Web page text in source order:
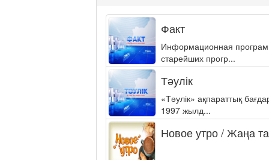
Факт
Информационная
старейших прогр...
Тәулік
«Тәулік» ақпараттық
1997 жылд...
Новое утро / Жаңа